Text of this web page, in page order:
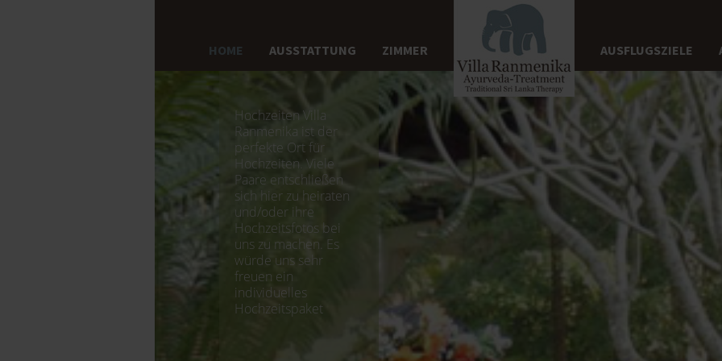
HOME AUSSTATTUNG ZIMMER AUSFLUGSZIELE
Hochzeiten Villa
Ranmenika ist der
perfekte Ort für
Hochzeiten. Viele
Paare entschließen
sich hier zu heiraten
und/oder ihre
Hochzeitsfotos bei
uns zu machen. Es
würde uns sehr
freuen ein
individuelles
Hochzeitspaket